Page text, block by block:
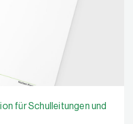
für Schulleitungen und